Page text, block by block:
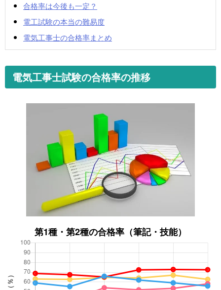
合格率は今後も一定？
電工試験の本当の難易度
電気工事士の合格率まとめ
電気工事士試験の合格率の推移